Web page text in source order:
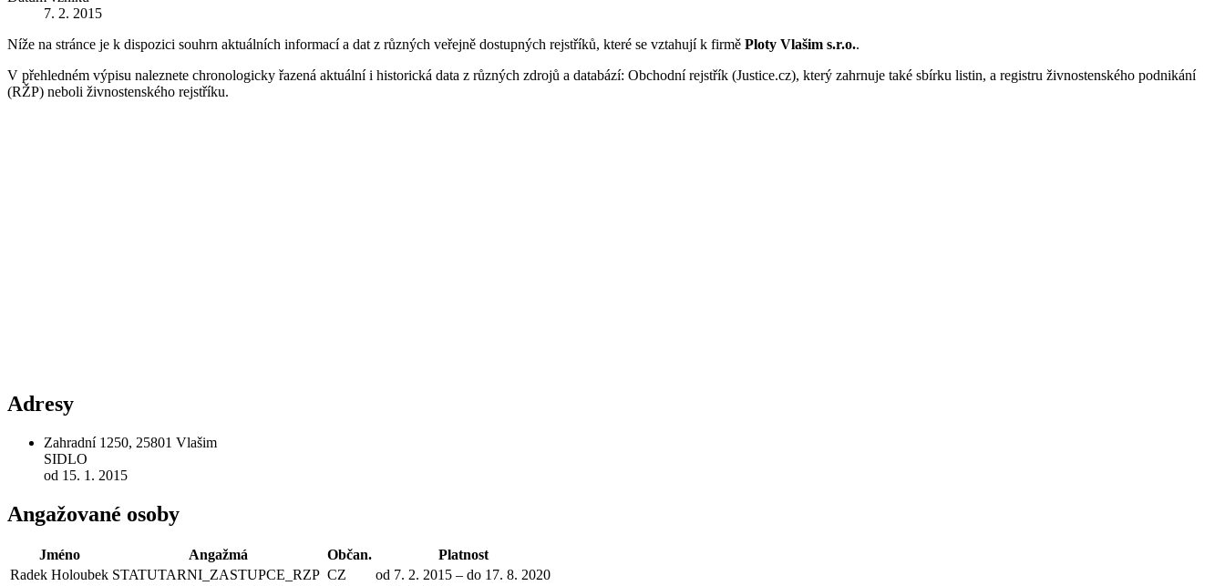
7. 2. 2015
Níže na stránce je k dispozici souhrn aktuálních informací a dat z různých veřejně dostupných rejstříků, které se vztahují k firmě Ploty Vlašim s.r.o..
V přehledném výpisu naleznete chronologicky řazená aktuální i historická data z různých zdrojů a databází: Obchodní rejstřík (Justice.cz), který zahrnuje také sbírku listin, a registru živnostenského podnikání
(RŽP) neboli živnostenského rejstříku.
Adresy
Zahradní 1250, 25801 Vlašim
SIDLO
od 15. 1. 2015
Angažované osoby
Jméno Angažmá Občan.
Platnost
Radek Holoubek STATUTARNI_ZASTUPCE_RZP CZ
od 7. 2. 2015 – do 17. 8. 2020